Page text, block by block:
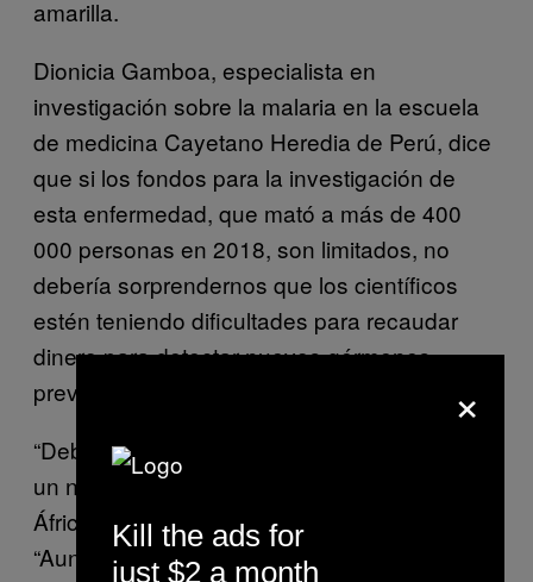
amarilla.
Dionicia Gamboa, especialista en
investigación sobre la malaria en la escuela
de medicina Cayetano Heredia de Perú, dice
que si los fondos para la investigación de
esta enfermedad, que mató a más de 400
000 personas en 2018, son limitados, no
debería sorprendernos que los científicos
estén teniendo dificultades para recaudar
dinero para detectar nuevos gérmenes
previamente desconocidos.
“Debido a que la malaria en Perú no mata a
un número de personas tan alto como en
África, no recibe mucha atención”, dice.
“Aunque sigue teniendo un gran impacto. La
×
Kill the ads for
just $2 a month